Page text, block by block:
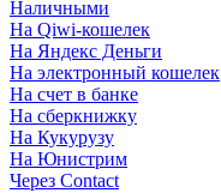
Наличными
На Qiwi-кошелек
На Яндекс Деньги
На электронный кошелек
На счет в банке
На сберкнижку
На Кукурузу
На Юнистрим
Через Contact